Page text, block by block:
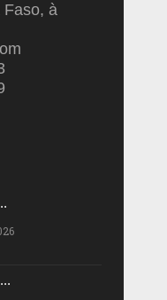
Faso, à